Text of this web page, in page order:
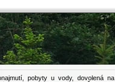
, pobyty u vody, dovolená na